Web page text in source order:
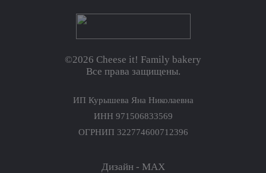
©2026 Cheese it! Family bakery
Все права защищены.
ИП Курышева Яна Николаевна
ИНН 971506833569
ОГРНИП 322774600712396
Дизайн - MAX